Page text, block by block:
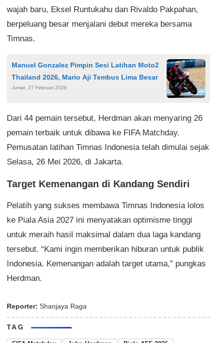
wajah baru, Eksel Runtukahu dan Rivaldo Pakpahan,
berpeluang besar menjalani debut mereka bersama
Timnas.
Manuel Gonzalez Pimpin Sesi Latihan Moto2
Thailand 2026, Mario Aji Tembus Lima Besar
Jumat, 27 Februari 2026
Dari 44 pemain tersebut, Herdman akan menyaring 26
pemain terbaik untuk dibawa ke FIFA Matchday.
Pemusatan latihan Timnas Indonesia telah dimulai sejak
Selasa, 26 Mei 2026, di Jakarta.
Target Kemenangan di Kandang Sendiri
Pelatih yang sukses membawa Timnas Indonesia lolos
ke Piala Asia 2027 ini menyatakan optimisme tinggi
untuk meraih hasil maksimal dalam dua laga kandang
tersebut. “Kami ingin memberikan hiburan untuk publik
Indonesia. Kemenangan adalah target utama,” pungkas
Herdman.
Reporter: Shanjaya Raga
TAG